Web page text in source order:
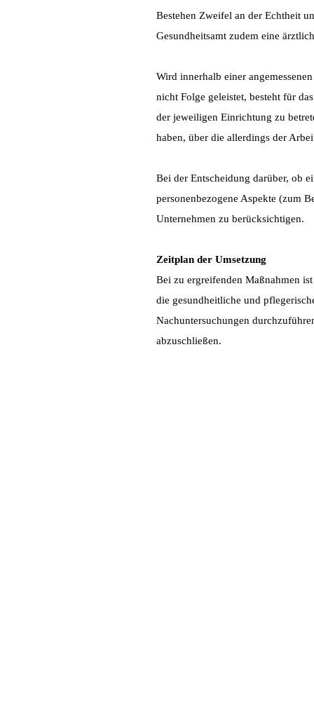
Bestehen Zweifel an der Echtheit
Gesundheitsamt zudem eine
Wird innerhalb einer
nicht Folge geleistet, besteht für
der jeweiligen Einrichtung zu
haben, über die allerdings der
Bei der Entscheidung darüber, ob
personenbezogene Aspekte (zum
Unternehmen zu berücksichtigen.
Zeitplan der Umsetzung
Bei zu ergreifenden Maßnahmen
die gesundheitliche und
Nachuntersuchungen
abzuschließen.